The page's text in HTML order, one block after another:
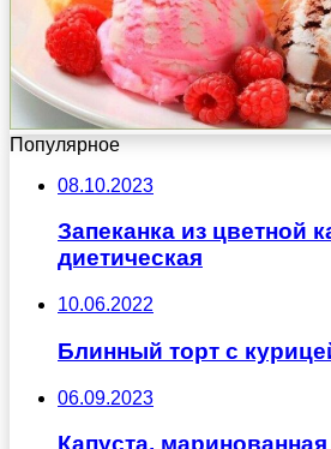
Популярное
08.10.2023
Запеканка из цветной
диетическая
10.06.2022
Блинный торт с
06.09.2023